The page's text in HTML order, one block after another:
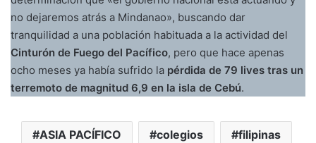
no dejaremos atrás a Mindanao», buscando dar
tranquilidad a una población habituada a la actividad del
Cinturón de Fuego del Pacífico, pero que hace apenas
ocho meses ya había sufrido la pérdida de 79 lives tras un
terremoto de magnitud 6,9 en la isla de Cebú.
ASIA PACÍFICO colegios filipinas